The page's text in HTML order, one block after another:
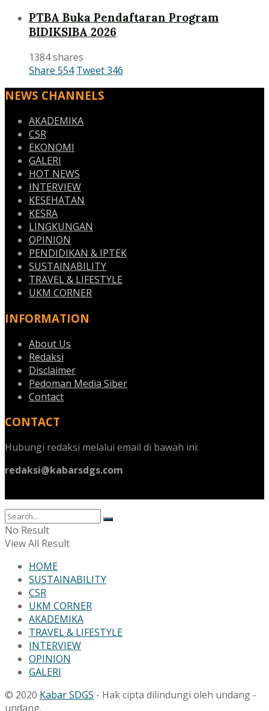
PTBA Buka Pendaftaran Program
BIDIKSIBA 2026
1384 shares
Share 554 Tweet346
NEWS CHANNELS
AKADEMIKA
CSR
EKONOMI
GALERI
HOT NEWS
INTERVIEW
KESEHATAN
KESRA
LINGKUNGAN
OPINION
PENDIDIKAN & IPTEK
SUSTAINABILITY
TRAVEL & LIFESTYLE
UKM CORNER
INFORMATION
About Us
Redaksi
Disclaimer
Pedoman Media Siber
Contact
CONTACT
Hubungi redaksi melalui email di bawah ini:
redaksi@kabarsdgs.com
No Result
View All Result
HOME
SUSTAINABILITY
CSR
UKM CORNER
AKADEMIKA
TRAVEL & LIFESTYLE
INTERVIEW
OPINION
GALERI
© 2020 Kabar SDGS - Hak cipta dilindungi oleh undang -
undang.